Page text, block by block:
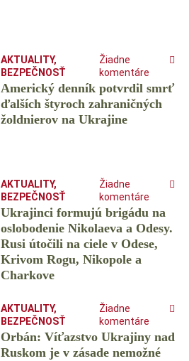
AKTUALITY,
BEZPEČNOSŤ
Žiadne
komentáre
Americký denník potvrdil smrť
ďalších štyroch zahraničných
žoldnierov na Ukrajine
AKTUALITY,
BEZPEČNOSŤ
Žiadne
komentáre
Ukrajinci formujú brigádu na
oslobodenie Nikolaeva a Odesy.
Rusi útočili na ciele v Odese,
Krivom Rogu, Nikopole a
Charkove
AKTUALITY,
BEZPEČNOSŤ
Žiadne
komentáre
Orbán: Víťazstvo Ukrajiny nad
Ruskom je v zásade nemožné